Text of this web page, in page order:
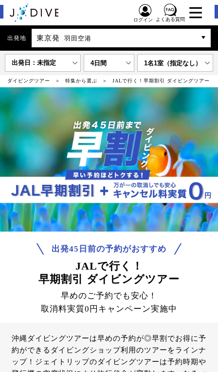
ログイン よくある質問
出発地 東京発 羽田空港
出発日：未指定 4日間 1名1室（指定なし）
ダイビングツアー 特集から選ぶ JALで行く！早期割引 ダイビングツアー
出発45日前の予約がおすすめ
JALで行く！
早期割引 ダイビングツアー
早めのご予約でも安心！
取消料実質0円キャンペーン実施中
沖縄ダイビングツアーは早めの予約が◎早割でお得に予
約ができるダイビングショップ利用のツアーをラインナ
ップ！ジェイトリップのダイビングツアーは予約時期や